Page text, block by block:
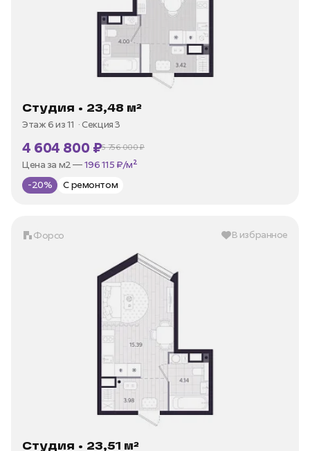
Студия • 23,48 м²
Этаж 6 из 11 Секция 3
4 604 800 ₽5 756 000 ₽
В ипотеку —от 22 086 ₽/мес
Цена за м2 —
-20% С ремонтом
Форсо В избранное
Студия • 23,51 м²